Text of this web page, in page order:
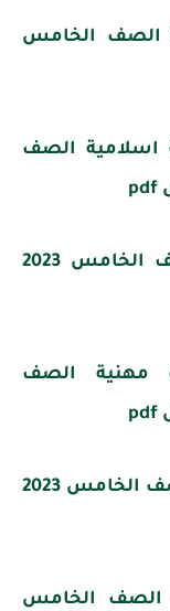
الصف الخامس
اسلامية الصف
أسئلة مراجعة المتميز علوم الصف الخامس 2023
مهنية الصف
أسئلة مراجعة المتميز دراسات الصف الخامس 2023
الصف الخامس